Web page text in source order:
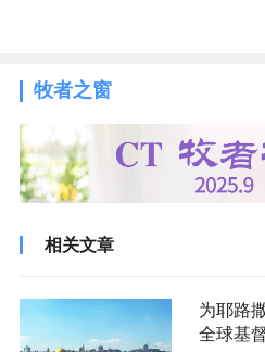
牧者之窗
相关文章
为耶路
全球基